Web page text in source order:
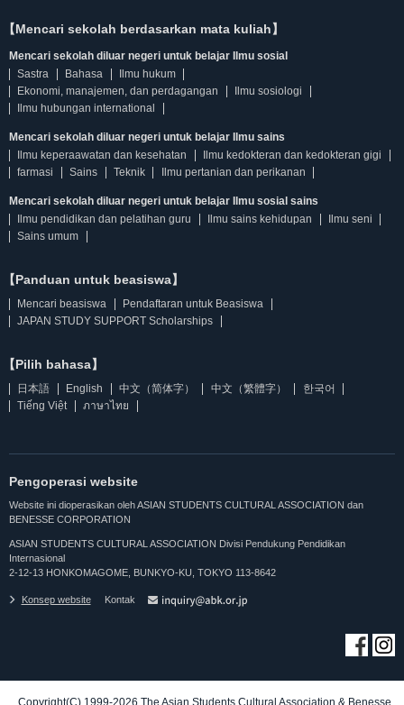
【Mencari sekolah berdasarkan mata kuliah】
Mencari sekolah diluar negeri untuk belajar Ilmu sosial
Sastra
Bahasa
Ilmu hukum
Ekonomi, manajemen, dan perdagangan
Ilmu sosiologi
Ilmu hubungan international
Mencari sekolah diluar negeri untuk belajar Ilmu sains
Ilmu keperaawatan dan kesehatan
Ilmu kedokteran dan kedokteran gigi
farmasi
Sains Teknik Ilmu pertanian dan perikanan
Mencari sekolah diluar negeri untuk belajar Ilmu sosial sains
Ilmu pendidikan dan pelatihan guru
Ilmu sains kehidupan
Ilmu seni
Sains umum
【Panduan untuk beasiswa】
Mencari beasiswa
Pendaftaran untuk Beasiswa
JAPAN STUDY SUPPORT Scholarships
【Pilih bahasa】
日本語 English 中文（简体字） 中文（繁體字）
한국어
Tiếng Việt
ภาษาไทย
Pengoperasi website
Website ini dioperasikan oleh ASIAN STUDENTS CULTURAL ASSOCIATION dan
BENESSE CORPORATION
ASIAN STUDENTS CULTURAL ASSOCIATION Divisi Pendukung Pendidikan
Internasional
2-12-13 HONKOMAGOME, BUNKYO-KU, TOKYO 113-8642
Konsep website Kontak